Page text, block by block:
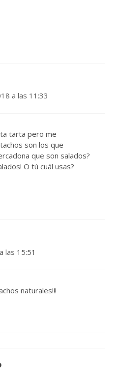
a las 11:33
tarta pero me
son los que
que son salados?
O tú cuál usas?
las 15:51
naturales!!!